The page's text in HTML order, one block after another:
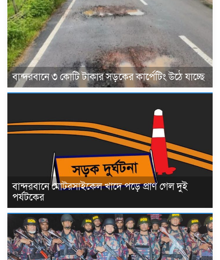
বান্দরবানে ৩ কোটি টাকার সড়কের কার্পেটিং উঠে যাচ্ছে
বান্দরবানে মোটরসাইকেল খাদে পড়ে প্রাণ গেল দুই
পর্যটকের